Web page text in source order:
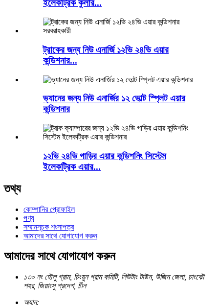
ইলেকট্রিক কুলার...
ট্রাকের জন্য নিউ এনার্জি ১২ভি ২৪ভি এয়ার
কন্ডিশনার...
ভ্যানের জন্য নিউ এনার্জির ১২ ভোল্ট স্প্লিট এয়ার
কন্ডিশনার
১২ভি ২৪ভি গাড়ির এয়ার কন্ডিশনিং সিস্টেম
ইলেকট্রিক এয়ার...
তথ্য
কোম্পানির প্রোফাইল
পণ্য
সম্মানসূচক শংসাপত্র
আমাদের সাথে যোগাযোগ করুন
আমাদের সাথে যোগাযোগ করুন
১৩০ নং হৌলু গ্রাম, চিংয়ুন গ্রাম কমিটি, নিউটাং টাউন, উজিন জেলা, চাংঝৌ
শহর, জিয়াংসু প্রদেশ, চীন
অ্যান: